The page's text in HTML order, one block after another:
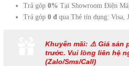
Trả góp0% Tại Showroom Điện
Trả góp 0 đ qua Thẻ tín dụng: Visa,
Khuyến mãi: ⚠️ Giá sản
trước. Vui lòng liên hệ
(Zalo/Sms/Call)